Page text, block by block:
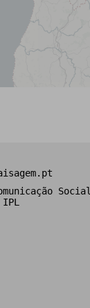
Social